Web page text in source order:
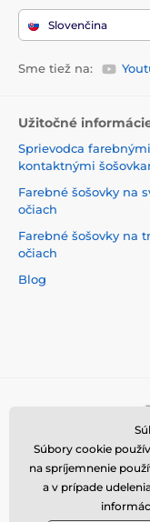
Slovenčina
Sme tiež na:
Užitočné
Sprievodca farebnými
kontaktnými
Farebné šošovky na
očiach
Farebné šošovky na
očiach
Blog
Súbory cookie
na spríjemnenie
a v prípade